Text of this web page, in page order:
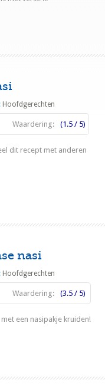
Hoofdgerechten
Waardering: (1.5 / 5)
dit recept met anderen
nasi
Hoofdgerechten
Waardering: (3.5 / 5)
een nasipakje kruiden!